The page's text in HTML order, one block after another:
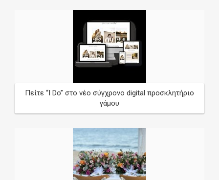
Πείτε “I Do” στο νέο σύγχρονο digital προσκλητήριο
γάμου